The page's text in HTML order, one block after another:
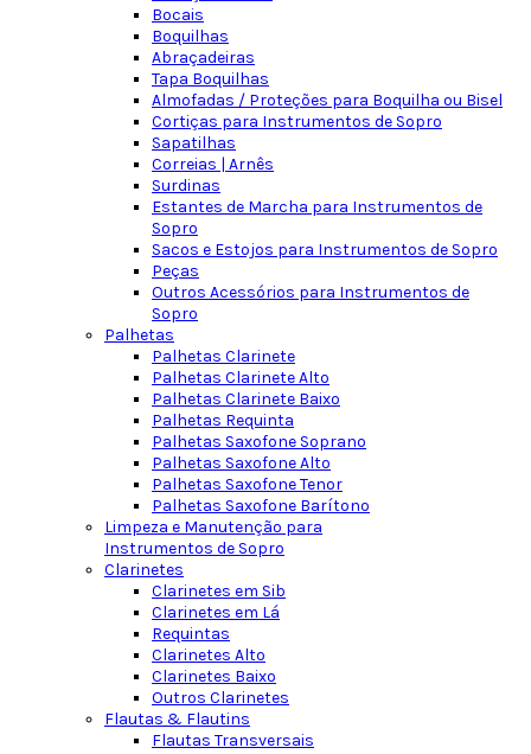
Bocais
Boquilhas
Abraçadeiras
Tapa Boquilhas
Almofadas / Proteções para Boquilha ou Bisel
Cortiças para Instrumentos de Sopro
Sapatilhas
Correias | Arnês
Surdinas
Estantes de Marcha para Instrumentos de
Sopro
Sacos e Estojos para Instrumentos de Sopro
Peças
Outros Acessórios para Instrumentos de
Sopro
Palhetas
Palhetas Clarinete
Palhetas Clarinete Alto
Palhetas Clarinete Baixo
Palhetas Requinta
Palhetas Saxofone Soprano
Palhetas Saxofone Alto
Palhetas Saxofone Tenor
Palhetas Saxofone Barítono
Limpeza e Manutenção para
Instrumentos de Sopro
Clarinetes
Clarinetes em Sib
Clarinetes em Lá
Requintas
Clarinetes Alto
Clarinetes Baixo
Outros Clarinetes
Flautas & Flautins
Flautas Transversais